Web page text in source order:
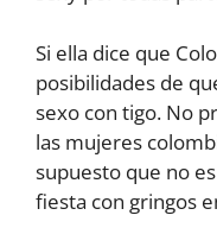
Si ella dice que
posibilidades de
sexo con tigo. No
las mujeres
supuesto que no
fiesta con gringos